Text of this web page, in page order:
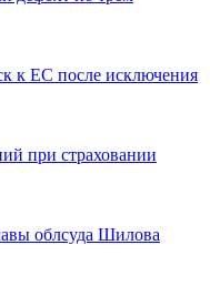
к ЕС после исключения
при страховании
облсуда Шилова